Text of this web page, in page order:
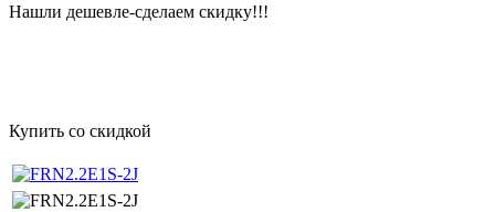
Нашли дешевле-сделаем скидку!!!
Купить со скидкой